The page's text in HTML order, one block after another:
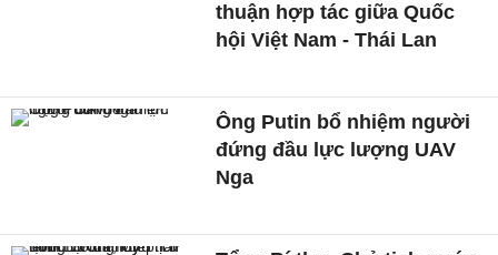
thuận hợp tác giữa Quốc
hội Việt Nam - Thái Lan
Ông Putin bổ nhiệm người
đứng đầu lực lượng UAV
Nga